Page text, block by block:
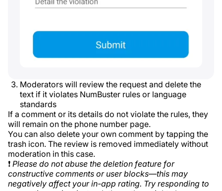
Moderators will review the request and delete the
text if it violates NumBuster rules or language
standards
If a comment or its details do not violate the rules, they
will remain on the phone number page.
You can also delete your own comment by tapping the
trash icon. The review is removed immediately without
moderation in this case.
❗ Please do not abuse the deletion feature for
constructive comments or user blocks—this may
negatively affect your in-app rating. Try responding to